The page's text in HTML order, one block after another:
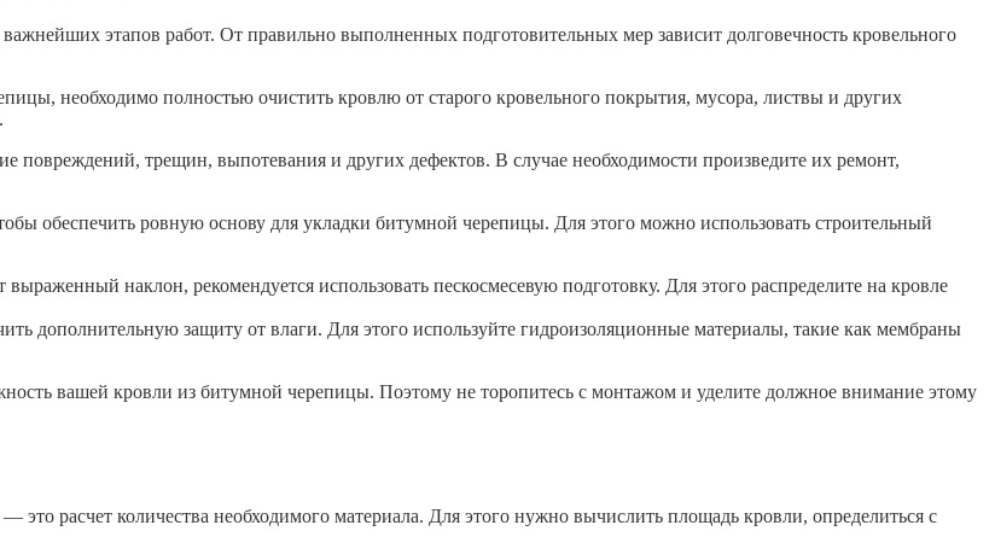
этапов работ. От правильно выполненных подготовительных мер зависит долговечность кровельного
необходимо полностью очистить кровлю от старого кровельного покрытия, мусора, листвы и других
повреждений, трещин, выпотевания и других дефектов. В случае необходимости произведите их ремонт,
обеспечить ровную основу для укладки битумной черепицы. Для этого можно использовать строительный
наклон, рекомендуется использовать пескосмесевую подготовку. Для этого распределите на кровле
дополнительную защиту от влаги. Для этого используйте гидроизоляционные материалы, такие как мембраны
вашей кровли из битумной черепицы. Поэтому не торопитесь с монтажом и уделите должное внимание этому
расчет количества необходимого материала. Для этого нужно вычислить площадь кровли, определиться с